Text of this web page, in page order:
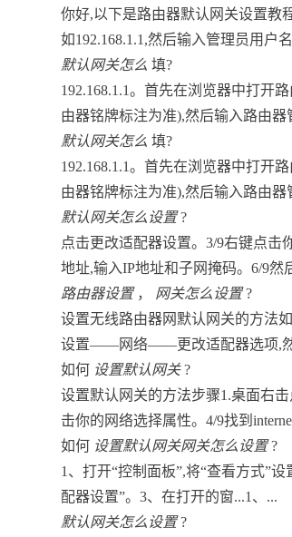
你好,以下是路由器默认网关设置教
如192.168.1.1,然后输入管理员用户
默认网关怎么填?
192.168.1.1。首先在浏览器中打开
由器铭牌标注为准),然后输入路由器
默认网关怎么填?
192.168.1.1。首先在浏览器中打开
由器铭牌标注为准),然后输入路由器
默认网关怎么设置?
点击更改适配器设置。3/9右键点击
地址,输入IP地址和子网掩码。6/9然
路由器设置 ， 网关怎么设置?
设置无线路由器网默认网关的方法
设置——网络——更改适配器选项,
如何 设置默认网关?
设置默认网关的方法步骤1.桌面右
击你的网络选择属性。4/9找到
如何 设置默认网关网关怎么设置?
1、打开“控制面板”,将“查看方式”
配器设置”。3、在打开的窗...1、...
默认网关怎么设置?